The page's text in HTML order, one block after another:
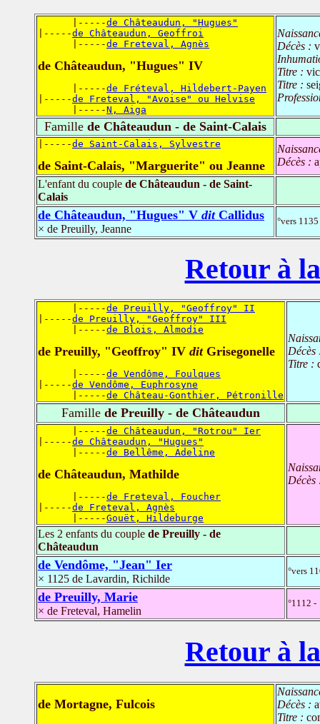
      |-----
de Châteaudun, "Hugues"
|-----de Châteaudun, Geoffroi
      |-----
de Freteval, Agnès
de Châteaudun, "Hugues" IV
      |-----
de Fréteval, Hildebert-Payen
|-----de Freteval, "Avoise" ou Helvise
      |-----
N, Aiga
Décès :
Titre :
Titre :
Famille de Châteaudun - de Saint-Calais
|-----de Saint-Calais, Sylvestre
de Saint-Calais, "Marguerite" ou Jeanne
Décès :
L'enfant du couple de Châteaudun - de Saint-
Calais
de Châteaudun, "Hugues" V ditCallidus
× de Preuilly, Jeanne
°vers
Retour à
      |-----
de Preuilly, "Geoffroy" II
|-----de Preuilly, "Geoffroy" III
      |-----
de Blois, Almodie
de Preuilly, "Geoffroy" IV ditGrisegonelle
      |-----
de Vendôme, Foulques
|-----de Vendôme, Euphrosyne
      |-----
de Château-Gonthier, Pétronille
Titre :
Famille de Preuilly - de Châteaudun
      |-----
de Châteaudun, "Rotrou" Ier
|-----de Châteaudun, "Hugues"
      |-----
de Bellême, Adeline
de Châteaudun, Mathilde
      |-----
de Freteval, Foucher
|-----de Freteval, Agnès
      |-----
Gouët, Hildeburge
Les 2 enfants du couple de Preuilly - de
Châteaudun
de Vendôme, "Jean" Ier
× 1125 de Lavardin, Richilde
°vers
de Preuilly, Marie
× de Freteval, Hamelin
°1112 -
Retour à
de Mortagne, Fulcois
Décès :
Titre :